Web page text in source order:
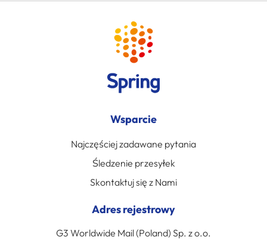
Wsparcie
Najczęściej zadawane pytania
Śledzenie przesyłek
Skontaktuj się z Nami
Adres rejestrowy
G3 Worldwide Mail (Poland) Sp. z o.o.